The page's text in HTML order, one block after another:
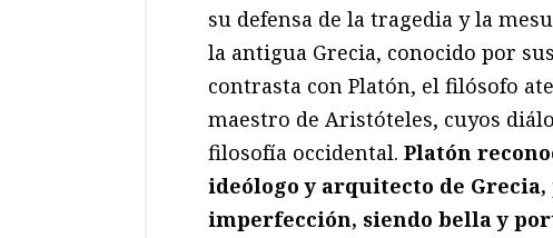
su defensa de la tragedia y la
la antigua Grecia, conocido por
contrasta con Platón, el filósofo
maestro de Aristóteles, cuyos
filosofía occidental. Platón
ideólogo y arquitecto de Grecia,
imperfección, siendo bella y